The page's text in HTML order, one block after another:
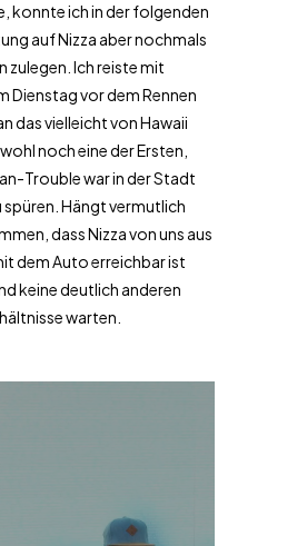
konnte ich in der folgenden
auf Nizza aber nochmals
zulegen. Ich reiste mit
Dienstag vor dem Rennen
das vielleicht von Hawaii
noch eine der Ersten,
Trouble war in der Stadt
spüren. Hängt vermutlich
dass Nizza von uns aus
dem Auto erreichbar ist
keine deutlich anderen
warten.